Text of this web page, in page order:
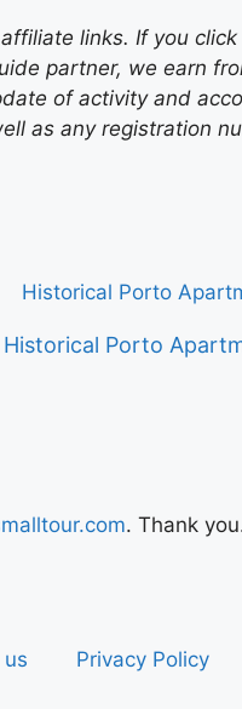
links. If you
partner, we earn
of activity and
as any registration
Historical Porto
. Thank
Privacy Policy